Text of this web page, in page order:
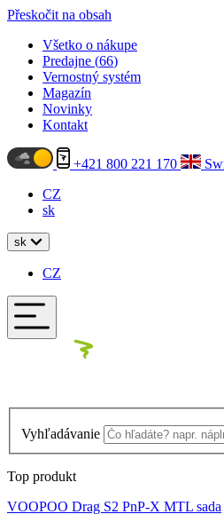
Přeskočit na obsah
Všetko o nákupe
Predajne (66)
Vernostný systém
Magazín
Novinky
Kontakt
+421 800 221 170
CZ
sk
sk
CZ
Vyhľadávanie
Top produkt
VOOPOO Drag S2 PnP-X MTL sada